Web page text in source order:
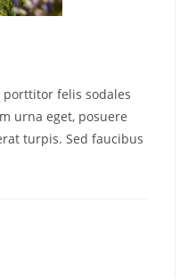
porttitor felis sodales
urna eget, posuere
turpis. Sed faucibus